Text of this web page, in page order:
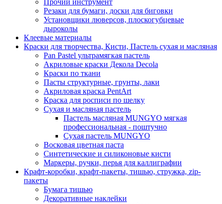
Резаки для бумаги, доски для биговки
Установщики люверсов, плоскогубцевые
дыроколы
Клеевые материалы
Краски для творчества, Кисти, Пастель сухая и масляная
Pan Pastel ультрамягкая пастель
Акриловые краски Декола Decola
Краски по ткани
Пасты структурные, грунты, лаки
Акриловая краска PentArt
Краска для росписи по шелку
Cухая и масляная пастель
Пастель масляная MUNGYO мягкая
профессиональная - поштучно
Сухая пастель MUNGYO
Восковая цветная паста
Синтетические и силиконовые кисти
Маркеры, ручки, перья для каллиграфии
Крафт-коробки, крафт-пакеты, тишью, стружка, zip-
пакеты
Бумага тишью
Декоративные наклейки